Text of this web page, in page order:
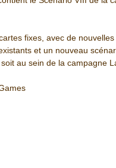
fixes, avec de
et un nouveau
au sein de la campagne